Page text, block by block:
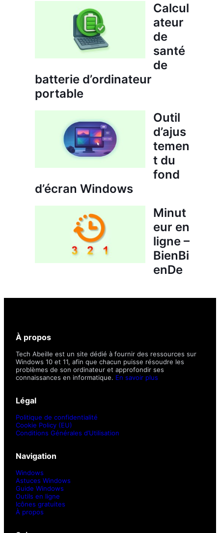
Calcul
ateur
de
santé
de
batterie d’ordinateur
portable
Outil
d’ajus
temen
t du
fond
d’écran Windows
Minut
eur en
ligne –
BienBi
enDe
À propos
Tech Abeille est un site dédié à fournir des ressources sur
Windows 10 et 11, afin que chacun puisse résoudre les
problèmes de son ordinateur et approfondir ses
connaissances en informatique. En savoir plus
Légal
Politique de confidentialité
Cookie Policy (EU)
Conditions Générales d’Utilisation
Navigation
Windows
Astuces Windows
Guide Windows
Outils en ligne
Icônes gratuites
À propos